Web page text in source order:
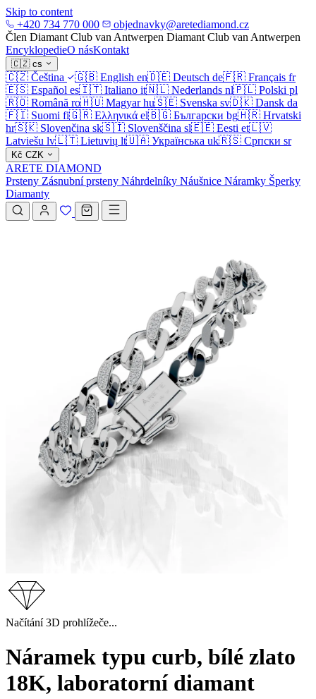
Skip to content
+420 734 770 000
objednavky@aretediamond.cz
Člen Diamant Club van Antwerpen Diamant Club van Antwerpen
EncyklopedieO násKontakt
🇨🇿 cs
🇨🇿 Čeština 🇬🇧 English en🇩🇪 Deutsch de🇫🇷 Français fr
🇪🇸 Español es🇮🇹 Italiano it🇳🇱 Nederlands nl🇵🇱 Polski pl
🇷🇴 Română ro🇭🇺 Magyar hu🇸🇪 Svenska sv🇩🇰 Dansk da
🇫🇮 Suomi fi🇬🇷 Ελληνικά el🇧🇬 Български bg🇭🇷 Hrvatski
hr🇸🇰 Slovenčina sk🇸🇮 Slovenščina sl🇪🇪 Eesti et🇱🇻
Latviešu lv🇱🇹 Lietuvių lt🇺🇦 Українська uk🇷🇸 Српски sr
Kč CZK
ARETE DIAMOND
Prsteny Zásnubní prsteny Náhrdelníky Náušnice Náramky Šperky
Diamanty
Načítání 3D prohlížeče...
Náramek typu curb, bílé zlato
18K, laboratorní diamant